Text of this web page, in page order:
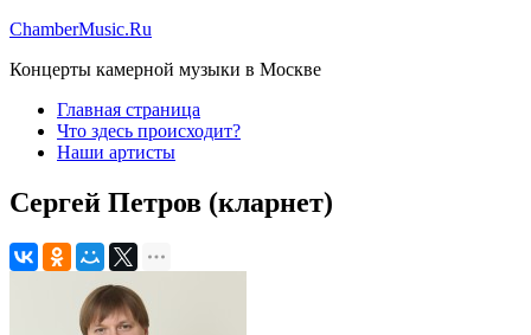
ChamberMusic.Ru
Концерты камерной музыки в Москве
Главная страница
Что здесь происходит?
Наши артисты
Сергей Петров (кларнет)